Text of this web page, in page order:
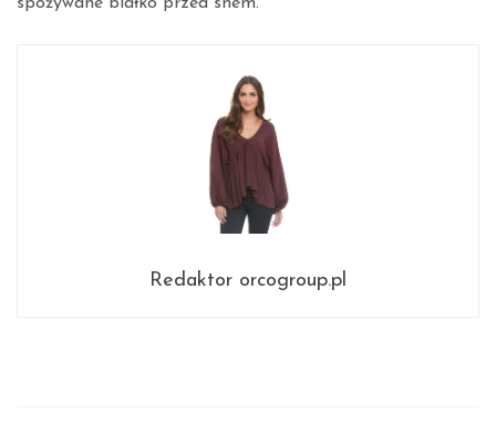
spożywane białko przed snem.
Redaktor orcogroup.pl